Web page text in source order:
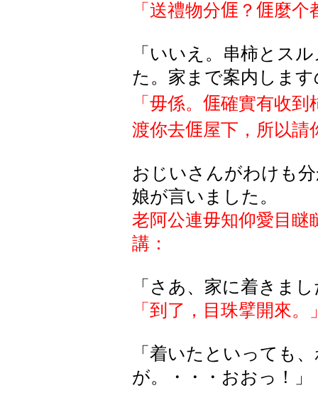
「送禮物分𠊎 ？ 𠊎麼个
「いいえ。串柿とス
た。家まで案内しま
「毋係。 𠊎確實有收到
渡你去𠊎屋下，所以請
おじいさんがわけも
娘が言いました。
老阿公連毋知仰愛目 瞇
講：
「さあ、家に着きま
「到了，目珠擘開來。
「着いたといっても 、
が。
・・・おおっ！」